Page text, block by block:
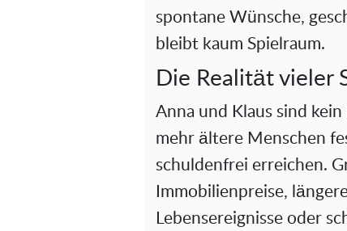
spontane Wünsche,
bleibt kaum Spielraum.
Die Realität vieler
Anna und Klaus sind
mehr ältere Menschen
schuldenfrei erreichen.
Immobilienpreise,
Lebensereignisse oder